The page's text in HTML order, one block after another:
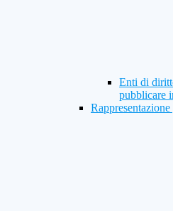
Enti di
pubblicare